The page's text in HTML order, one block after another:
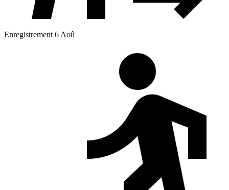
Enregistrement 6 Aoû